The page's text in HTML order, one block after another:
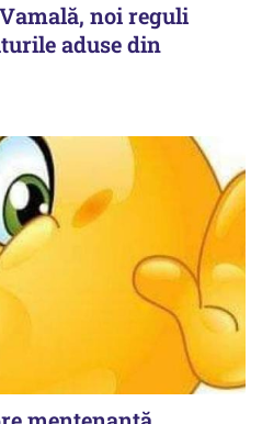
noi reguli
aduse din